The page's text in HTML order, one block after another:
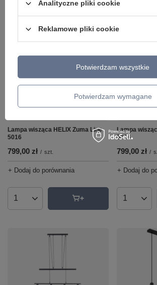
Lampa wisząca HELIX Zuma Line
5016
799,00 zł / szt.
+ Dodaj do porównania
Ilość produktów
Lampa
5014
799,00 zł /
+ Dodaj do
Ilość
Analityczne pliki cookie
Reklamowe pliki cookie
Potwierdzam wymagane
Potwierdzam wszystkie